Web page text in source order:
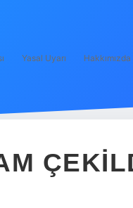
Yasal Uyarı Hakkımızda